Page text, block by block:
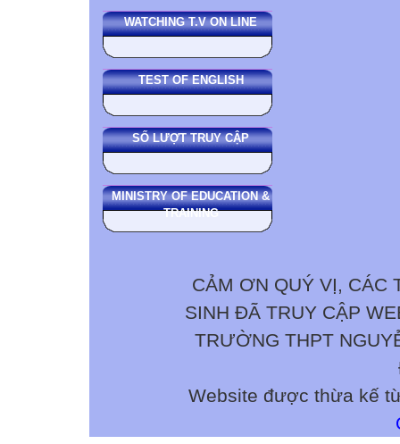
WATCHING T.V ON LINE
TEST OF ENGLISH
SỐ LƯỢT TRUY CẬP
MINISTRY OF EDUCATION &
TRAINING
CẢM ƠN QUÝ VỊ, CÁC
SINH ĐÃ TRUY CẬP
TRƯỜNG THPT
Website được thừa kế